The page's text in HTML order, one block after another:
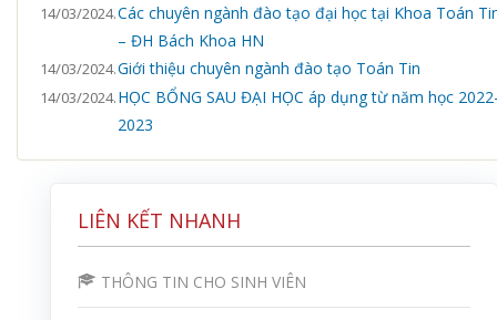
LIÊN KẾT NHANH
THÔNG TIN CHO SINH VIÊN
14/03/2024.Các chuyên ngành đào tạo đại học tại Khoa Toán
– ĐH Bách Khoa HN
14/03/2024.Giới thiệu chuyên ngành đào tạo Toán Tin
14/03/2024.HỌC BỔNG SAU ĐẠI HỌC áp dụng từ năm học
2023